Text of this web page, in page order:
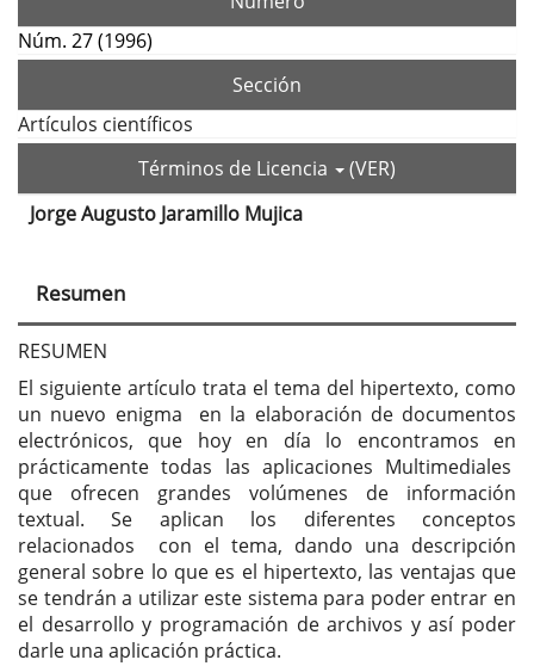
Núm. 27 (1996)
Sección
Artículos científicos
Términos de Licencia
(VER)
Contenido
principal
del
artículo
Jorge Augusto Jaramillo Mujica
Resumen
RESUMEN
El siguiente artículo trata el tema del hipertexto, como
un nuevo enigma en la elaboración de documentos
electrónicos, que hoy en día lo encontramos en
prácticamente todas las aplicaciones Multimediales
que ofrecen grandes volúmenes de información
textual. Se aplican los diferentes conceptos
relacionados con el tema, dando una descripción
general sobre lo que es el hipertexto, las ventajas que
se tendrán a utilizar este sistema para poder entrar en
el desarrollo y programación de archivos y así poder
darle una aplicación práctica.